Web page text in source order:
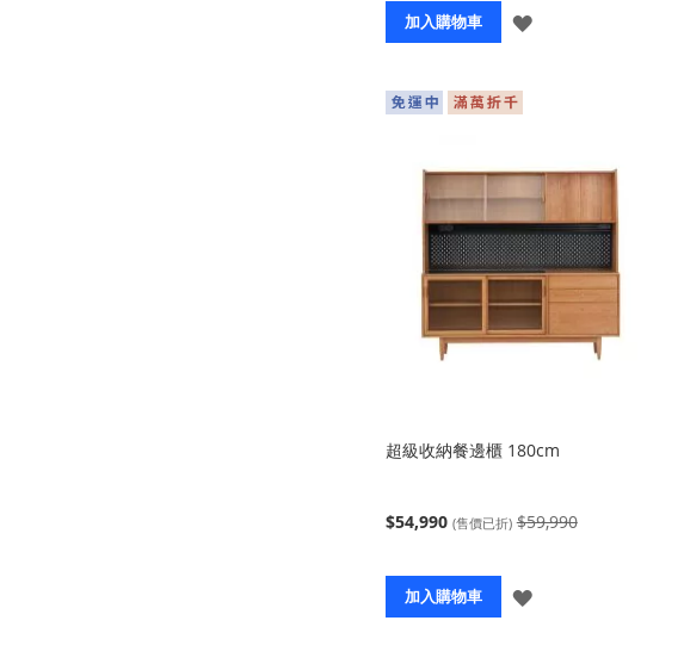
加入購物車
登
超級收納餐邊櫃 180cm
$54,990 (售價已折) $59,990
加入購物車
登